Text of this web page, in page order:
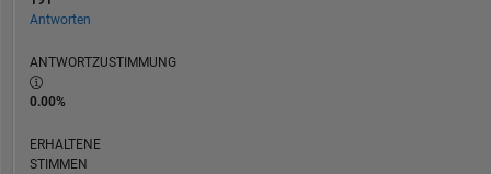
Antworten
ANTWORTZUSTIMMUNG
0.00%
ERHALTENE
STIMMEN